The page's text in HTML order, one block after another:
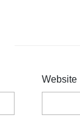
Website